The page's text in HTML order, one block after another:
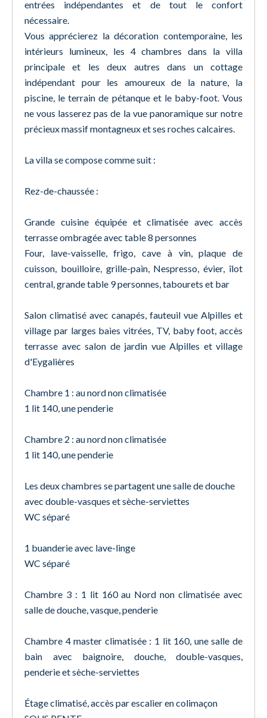
entrées indépendantes et de tout le confort
nécessaire.
Vous apprécierez la décoration contemporaine, les
intérieurs lumineux, les 4 chambres dans la villa
principale et les deux autres dans un cottage
indépendant pour les amoureux de la nature, la
piscine, le terrain de pétanque et le baby-foot. Vous
ne vous lasserez pas de la vue panoramique sur notre
précieux massif montagneux et ses roches calcaires.
La villa se compose comme suit :
Rez-de-chaussée :
Grande cuisine équipée et climatisée avec accès
terrasse ombragée avec table 8 personnes
Four, lave-vaisselle, frigo, cave à vin, plaque de
cuisson, bouilloire, grille-pain, Nespresso, évier, îlot
central, grande table 9 personnes, tabourets et bar
Salon climatisé avec canapés, fauteuil vue Alpilles et
village par larges baies vitrées, TV, baby foot, accès
terrasse avec salon de jardin vue Alpilles et village
d'Eygalières
Chambre 1 : au nord non climatisée
1 lit 140, une penderie
Chambre 2 : au nord non climatisée
1 lit 140, une penderie
Les deux chambres se partagent une salle de douche
avec double-vasques et sèche-serviettes
WC séparé
1 buanderie avec lave-linge
WC séparé
Chambre 3 : 1 lit 160 au Nord non climatisée avec
salle de douche, vasque, penderie
Chambre 4 master climatisée : 1 lit 160, une salle de
bain avec baignoire, douche, double-vasques,
penderie et sèche-serviettes
Étage climatisé, accès par escalier en colimaçon